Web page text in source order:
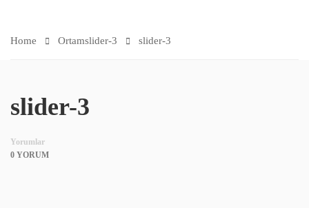
Home Ortamslider-3 slider-3
slider-3
Yorumlar
0 YORUM